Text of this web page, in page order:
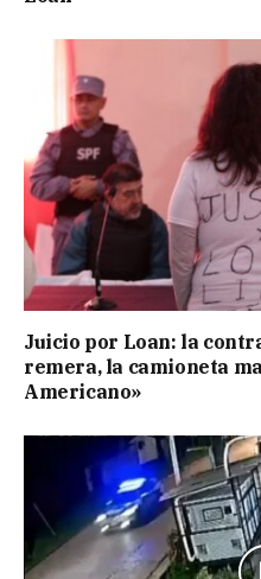
Juicio por Loan: la
remera, la camioneta
Americano»